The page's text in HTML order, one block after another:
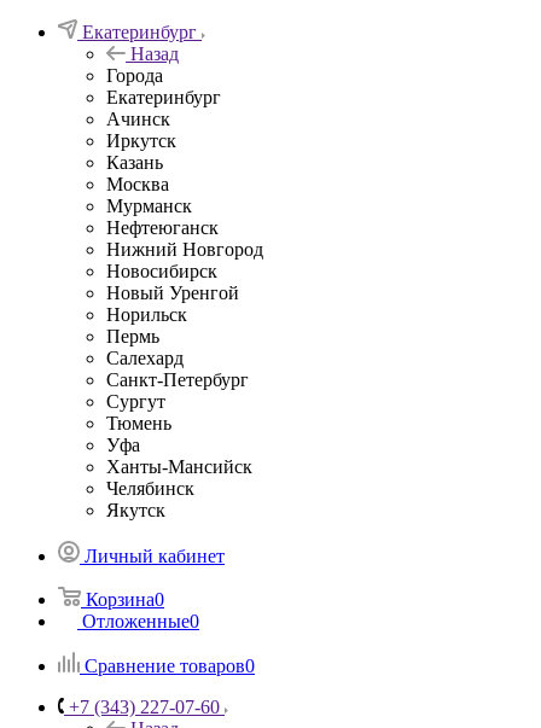
Екатеринбург
Назад
Города
Екатеринбург
Ачинск
Иркутск
Казань
Москва
Мурманск
Нефтеюганск
Нижний Новгород
Новосибирск
Новый Уренгой
Норильск
Пермь
Салехард
Санкт-Петербург
Сургут
Тюмень
Уфа
Ханты-Мансийск
Челябинск
Якутск
Личный кабинет
Корзина0
Отложенные0
Сравнение товаров0
+7 (343) 227-07-60